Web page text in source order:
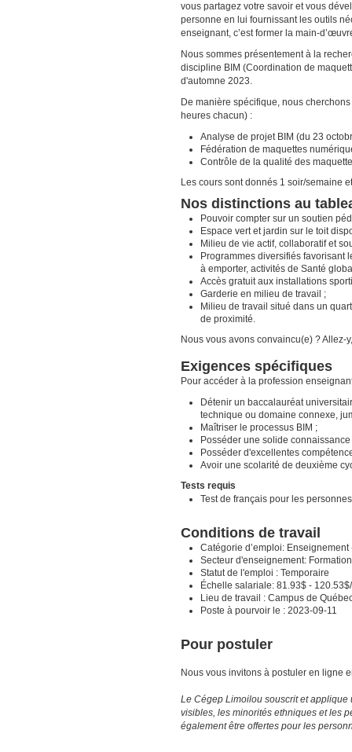
vous partagez votre savoir et vous
personne en lui fournissant les outils
enseignant, c’est former la main-
Nous sommes présentement à la
discipline BIM (Coordination de
d'automne 2023.
De manière spécifique, nous
heures chacun) :
Analyse de projet BIM (du 23
Fédération de maquettes
Contrôle de la qualité des
Les cours sont donnés 1 soir/semaine
Nos distinctions au
Pouvoir compter sur un soutien
Espace vert et jardin sur le toit
Milieu de vie actif, collaboratif et
Programmes diversifiés favorisant
à emporter, activités de Santé
Accès gratuit aux installations
Garderie en milieu de travail ;
Milieu de travail situé dans un
de proximité.
Nous vous avons convaincu(e) ? Allez-
Exigences spécifiques
Pour accéder à la profession
Détenir un baccalauréat
technique ou domaine connexe,
Maîtriser le processus BIM ;
Posséder une solide
Posséder d'excellentes
Avoir une scolarité de deuxième
Tests requis
Test de français pour les
Conditions de travail
Catégorie d’emploi: Enseignement
Secteur d'enseignement:
Statut de l'emploi : Temporaire
Échelle salariale: 81.93$ -
Lieu de travail : Campus de
Poste à pourvoir le : 2023-09-11
Pour postuler
Nous vous invitons à postuler en ligne
Le Cégep Limoilou souscrit et applique
visibles, les minorités ethniques et les
également être offertes pour les